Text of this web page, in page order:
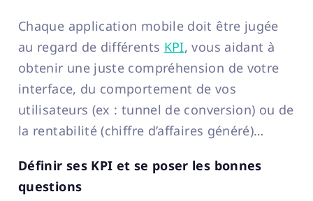
Chaque application mobile doit être jugée
au regard de différents KPI, vous aidant à
obtenir une juste compréhension de votre
interface, du comportement de vos
utilisateurs (ex : tunnel de conversion) ou de
la rentabilité (chiffre d’affaires généré)…
Définir ses KPI et se poser les bonnes
questions